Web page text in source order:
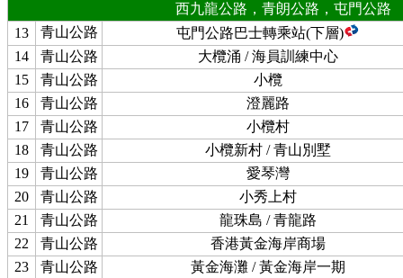
西九龍公路，青朗公路，屯門公路
13
青山公路
屯門公路巴士轉乘站(下層)
14
青山公路
大欖涌 / 海員訓練中心
15
青山公路
小欖
16
青山公路
澄麗路
17
青山公路
小欖村
18
青山公路
小欖新村 / 青山別墅
19
青山公路
愛琴灣
20
青山公路
小秀上村
21
青山公路
龍珠島 / 青龍路
22
青山公路
香港黃金海岸商場
23
青山公路 黃金海灘 / 黃金海岸一期